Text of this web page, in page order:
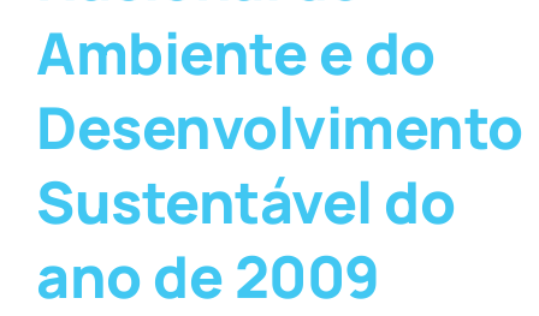
Ambiente e do
Desenvolvimento
Sustentável do
ano de 2009